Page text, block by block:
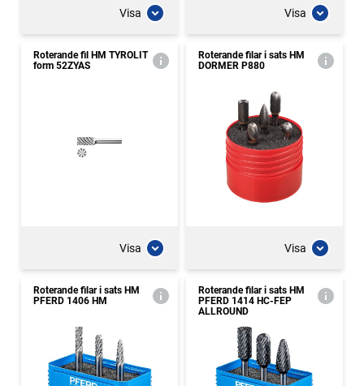
Visa Visa
Roterande fil HM TYROLIT
form 52ZYAS
Visa
Roterande filar i sats HM
DORMER P880
Visa
Roterande filar i sats HM
PFERD 1406 HM
Roterande filar i sats HM
PFERD 1414 HC-FEP
ALLROUND